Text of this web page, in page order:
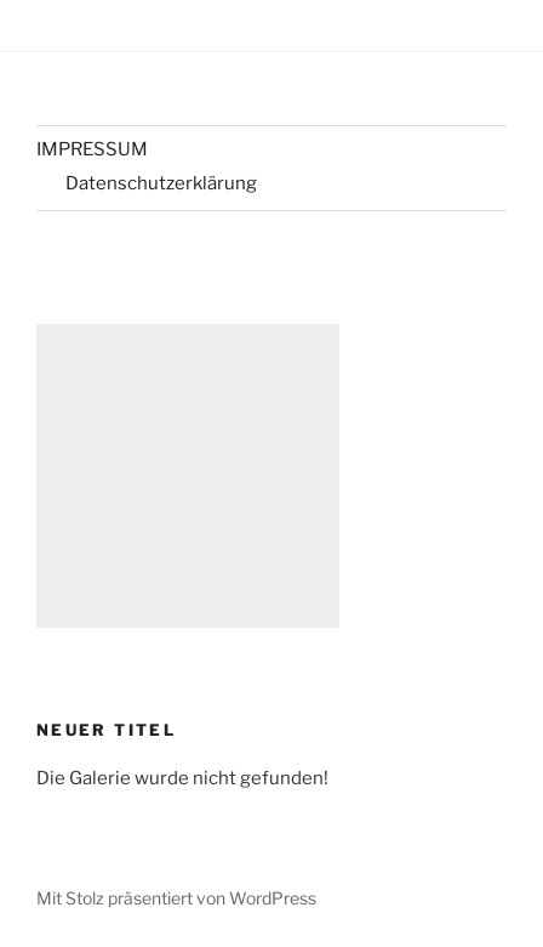
IMPRESSUM
Datenschutzerklärung
NEUER TITEL
Die Galerie wurde nicht gefunden!
Mit Stolz präsentiert von WordPress